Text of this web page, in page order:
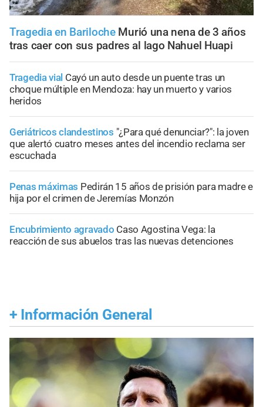
Tragedia en Bariloche Murió una nena de 3 años
tras caer con sus padres al lago Nahuel Huapi
Tragedia vial Cayó un auto desde un puente tras un
choque múltiple en Mendoza: hay un muerto y varios
heridos
Geriátricos clandestinos "¿Para qué denunciar?": la joven
que alertó cuatro meses antes del incendio reclama ser
escuchada
Penas máximas Pedirán 15 años de prisión para madre e
hija por el crimen de Jeremías Monzón
Encubrimiento agravado Caso Agostina Vega: la
reacción de sus abuelos tras las nuevas detenciones
+ Información General